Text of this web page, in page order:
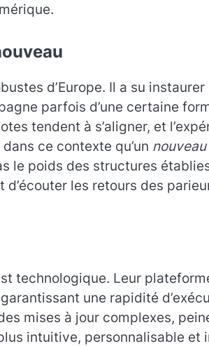
d’Europe. Il a su
parfois d’une certaine
tendent à s’aligner, et
ce contexte qu’un
le poids des structures
les retours des
technologique. Leur
une rapidité
mises à jour complexes,
intuitive, personnalisable et